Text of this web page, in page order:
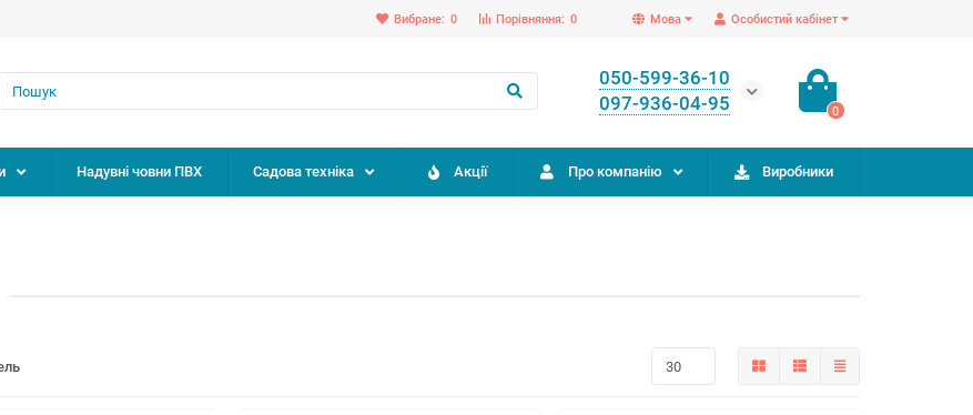
Особистий кабінет
Мова
Порівняння: 0
Вибране: 0
050-599-36-10
097-936-04-95
0
Надувні човни ПВХ Садова техніка Акції Про компанію Виробники